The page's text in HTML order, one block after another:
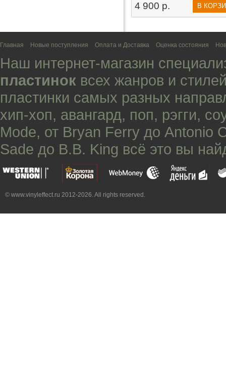
4 900 р. В
Главная Новые поступления Оплата и Доставка Оценка состояния
Наш интернет-магазин
пластинок всех жанров и
пластинки самых разных
хип-хоп, авангард, поп, рэгги,
Mode, от Bryan Ferry до Antonio
Sade до B.B. King всё это вы
© www.vinyleffect.ru 2012-2026. All rights reserved.